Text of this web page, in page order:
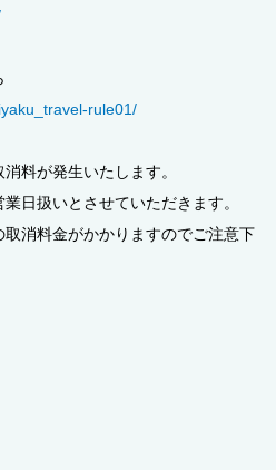
rule01/
料が発生いたします。
日扱いとさせていただきます。
消料金がかかりますのでご注意下